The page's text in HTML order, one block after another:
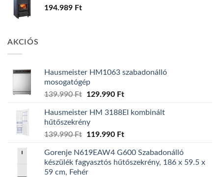
194.989 Ft
AKCIÓS
Hausmeister HM1063 szabadonálló
mosogatógép
139.990Ft
Original
was:
139.990 Ft.
129.990 FtCurrent
is:
Hausmeister HM 3188EI kombinált
hűtőszekrény
139.990Ft
Original
was:
139.990 Ft.
119.990 FtCurrent
is:
119.990 Ft.
Gorenje N619EAW4 G600 Szabadonálló
készülék fagyasztós hűtőszekrény, 186 x 59.5 x
59 cm, Fehér